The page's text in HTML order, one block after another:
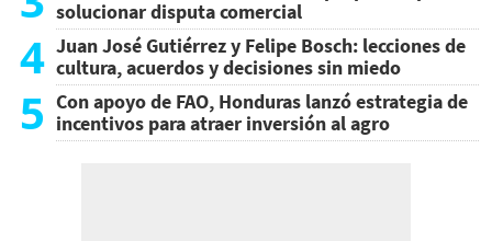
solucionar disputa comercial
4 Juan José Gutiérrez y Felipe Bosch: lecciones de
cultura, acuerdos y decisiones sin miedo
5 Con apoyo de FAO, Honduras lanzó estrategia de
incentivos para atraer inversión al agro